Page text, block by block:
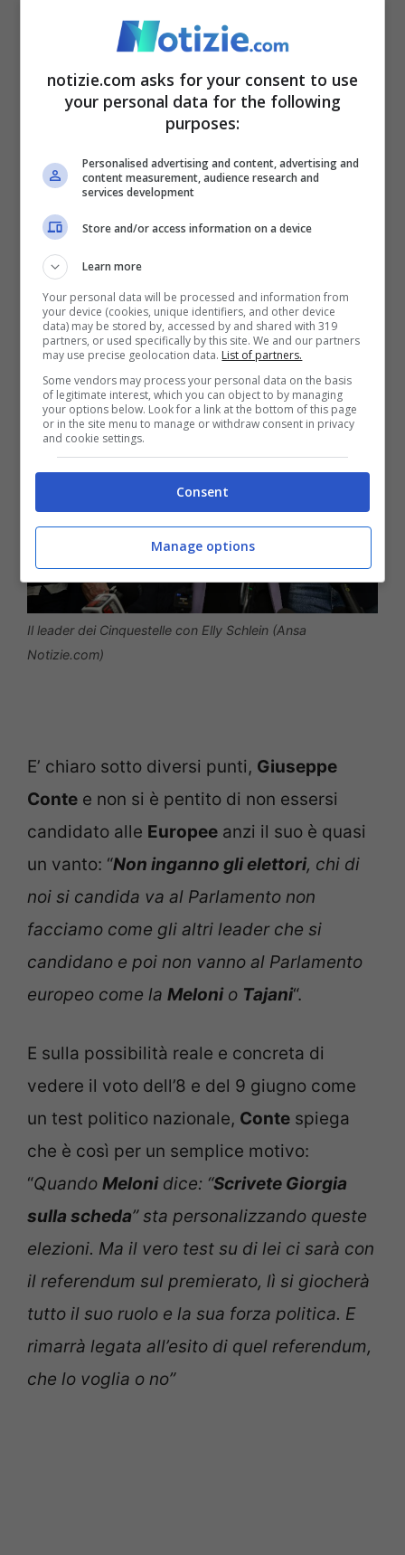
andando avanti con le fonti rinnovabili.
Senza dimenticare anche l’intelligenza
artificiale, che distruggerà tanti profili
professionali e ne creerà di nuovi: anche
europeo e non dimenticando che c’è una
corsa al riarmo che noi contrastiamo con
tutte le nostre forze
“Non sono pentito di non
essermi candidato”
Il leader dei Cinquestelle con Elly Schlein (Ansa
Notizie.com)
E’ chiaro sotto diversi punti, Giuseppe
Conte e non si è pentito di non essersi
candidato alle Europee anzi il suo è quasi
un vanto: “Non inganno gli elettori, chi di
noi si candida va al Parlamento non
facciamo come gli altri leader che si
candidano e poi non vanno al Parlamento
europeo come la Melonio Tajani“.
E sulla possibilità reale e concreta di
vedere il voto dell’8 e del 9 giugno come
un test politico nazionale, Conte spiega
che è così per un semplice motivo:
“Quando Melonidice: “Scrivete Giorgia
sulla scheda” sta personalizzando queste
elezioni. Ma il vero test su di lei ci sarà con
il referendum sul premierato, lì si giocherà
tutto il suo ruolo e la sua forza politica. E
rimarrà legata all’esito di quel referendum,
che lo voglia o no”
notizie.com asks for your consent to use
your personal data for the following
purposes:
Personalised advertising and content, advertising and
content measurement, audience research and
services development
Store and/or access information on a device
Learn more
Your personal data will be processed and information from
your device (cookies, unique identifiers, and other device
data) may be stored by, accessed by and shared with 319
partners, or used specifically by this site. We and our partners
may use precise geolocation data. List of partners.
Some vendors may process your personal data on the basis
of legitimate interest, which you can object to by managing
your options below. Look for a link at the bottom of this page
or in the site menu to manage or withdraw consent in privacy
and cookie settings.
Consent
Manage options